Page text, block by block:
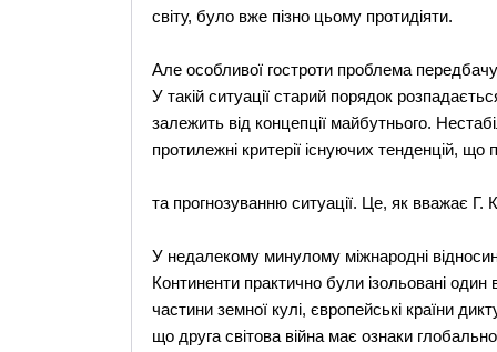
світу, було вже пізно цьому протидіяти.
Але особливої гостроти проблема
У такій ситуації старий порядок
залежить від концепції майбутнього.
протилежні критерії існуючих тенденцій,
та прогнозуванню ситуації. Це, як вважає
У недалекому минулому міжнародні
Континенти практично були ізольовані
частини земної кулі, європейські країни
що друга світова війна має ознаки